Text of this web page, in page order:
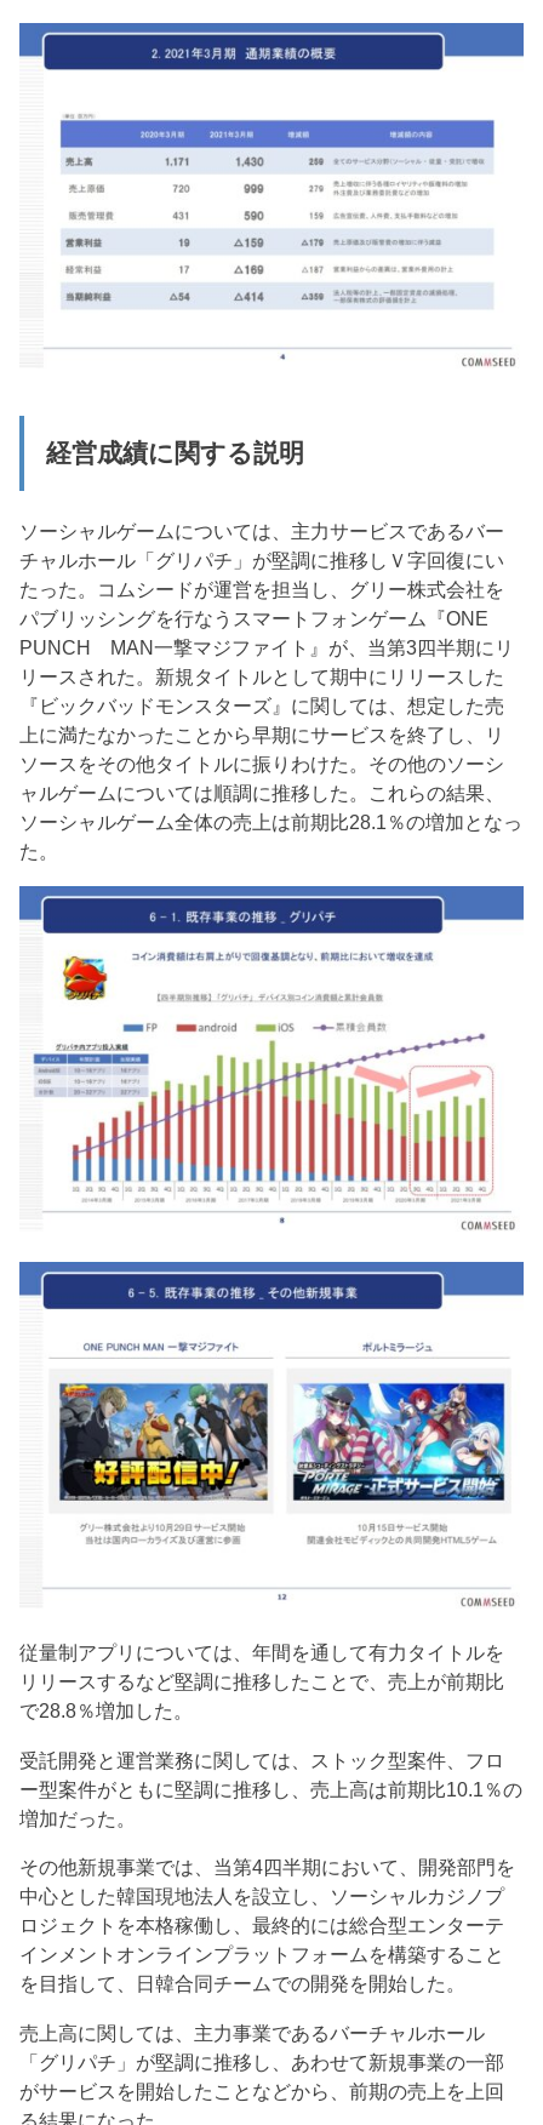
経営成績に関する説明
ソーシャルゲームについては、主力サービスであるバー
チャルホール「グリパチ」が堅調に推移しＶ字回復にい
たった。コムシードが運営を担当し、グリー株式会社を
パブリッシングを行なうスマートフォンゲーム『ONE
PUNCH MAN一撃マジファイト』が、当第3四半期にリ
リースされた。新規タイトルとして期中にリリースした
『ビックバッドモンスターズ』に関しては、想定した売
上に満たなかったことから早期にサービスを終了し、リ
ソースをその他タイトルに振りわけた。その他のソーシ
ャルゲームについては順調に推移した。これらの結果、
ソーシャルゲーム全体の売上は前期比28.1％の増加となっ
た。
従量制アプリについては、年間を通して有力タイトルを
リリースするなど堅調に推移したことで、売上が前期比
で28.8％増加した。
受託開発と運営業務に関しては、ストック型案件、フロ
ー型案件がともに堅調に推移し、売上高は前期比10.1％の
増加だった。
その他新規事業では、当第4四半期において、開発部門を
中心とした韓国現地法人を設立し、ソーシャルカジノプ
ロジェクトを本格稼働し、最終的には総合型エンターテ
インメントオンラインプラットフォームを構築すること
を目指して、日韓合同チームでの開発を開始した。
売上高に関しては、主力事業であるバーチャルホール
「グリパチ」が堅調に推移し、あわせて新規事業の一部
がサービスを開始したことなどから、前期の売上を上回
る結果になった。